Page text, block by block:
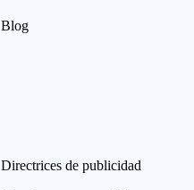
Blog
Directrices de publicidad